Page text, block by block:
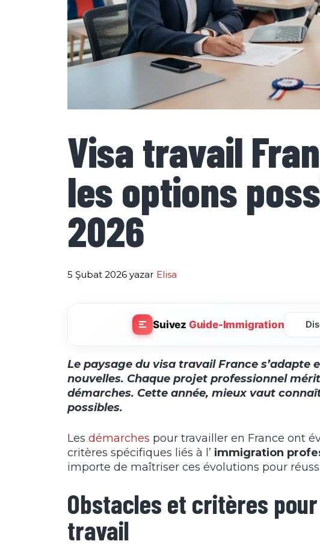
Visa travail
les options
2026
5 Şubat 2026 yazar Elisa
Suivez Guide-Immigration
Le paysage du visa travail France s’adapte
nouvelles. Chaque projet professionnel
démarches. Cette année, mieux vaut
possibles.
Les démarches pour travailler en France ont
critères spécifiques liés à l’ immigration
importe de maîtriser ces évolutions pour
Obstacles et critères
travail